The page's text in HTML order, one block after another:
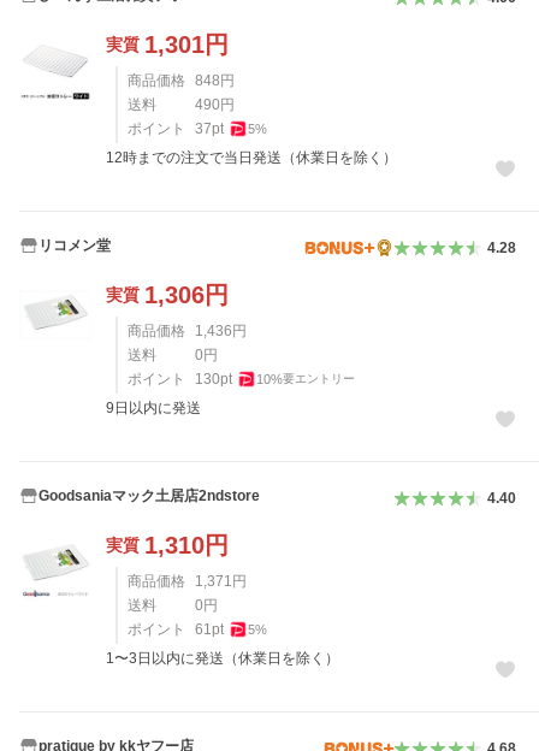
実質 1,301円
商品価格 848 円
送料
490 円
ポイント
37pt 5%
12時までの注文で当日発送（休業日を除く）
リコメン堂 4.28
実質 1,306円
商品価格 1,436 円
送料
0 円
ポイント
130pt 10%要エントリー
9日以内に発送
Goodsaniaマック土居店2ndstore 4.40
実質 1,310円
商品価格 1,371 円
送料
0 円
ポイント
61pt 5%
1〜3日以内に発送（休業日を除く）
pratique by kkヤフー店